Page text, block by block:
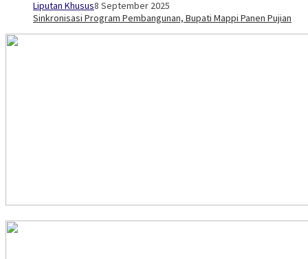
Liputan Khusus8 September 2025
Sinkronisasi Program Pembangunan, Bupati Mappi Panen Pujian